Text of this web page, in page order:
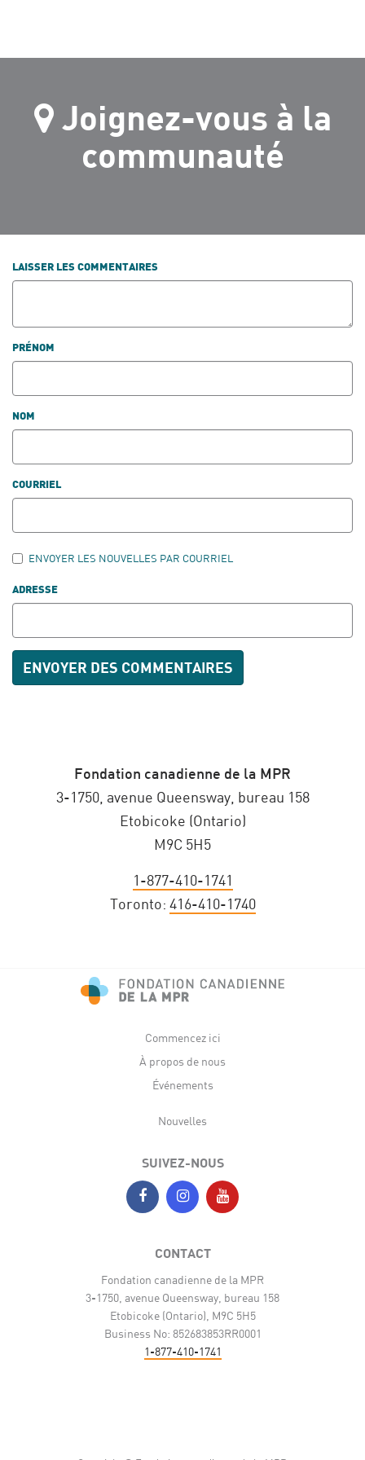
Joignez-vous à la
communauté
LAISSER LES COMMENTAIRES
PRÉNOM
NOM
COURRIEL
ENVOYER LES NOUVELLES PAR COURRIEL
ADRESSE
Fondation canadienne de la MPR
3-1750, avenue Queensway, bureau 158
Etobicoke (Ontario)
M9C 5H5
1-877-410-1741
Toronto: 416-410-1740
Commencez ici
À propos de nous
Événements
Nouvelles
SUIVEZ-NOUS
CONTACT
Fondation canadienne de la MPR
3-1750, avenue Queensway, bureau 158
Etobicoke (Ontario), M9C 5H5
Business No: 852683853RR0001
1-877-410-1741